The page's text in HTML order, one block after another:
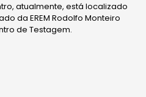
atualmente, está localizado
da EREM Rodolfo Monteiro
de Testagem.